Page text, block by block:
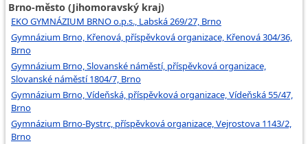
Brno-město (Jihomoravský kraj)
EKO GYMNÁZIUM BRNO o.p.s., Labská 269/27, Brno
Gymnázium Brno, Křenová, příspěvková organizace, Křenová 304/36,
Brno
Gymnázium Brno, Slovanské náměstí, příspěvková organizace,
Slovanské náměstí 1804/7, Brno
Gymnázium Brno, Vídeňská, příspěvková organizace, Vídeňská 55/47,
Brno
Gymnázium Brno-Bystrc, příspěvková organizace, Vejrostova 1143/2,
Brno